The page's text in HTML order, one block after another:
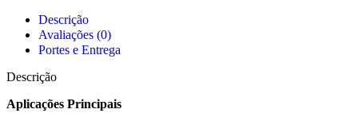
Descrição
Avaliações (0)
Portes e Entrega
Descrição
Aplicações Principais